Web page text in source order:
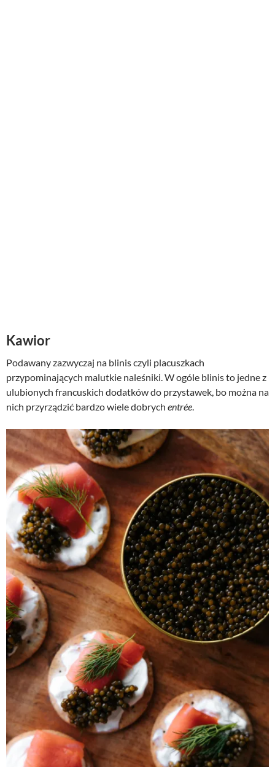
Kawior
Podawany zazwyczaj na blinis czyli placuszkach
przypominających malutkie naleśniki. W ogóle blinis to jedne z
ulubionych francuskich dodatków do przystawek, bo można na
nich przyrządzić bardzo wiele dobrych entrée